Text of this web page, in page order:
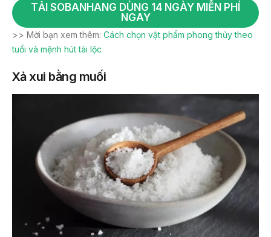
TẢI SOBANHANG DÙNG 14 NGÀY MIỄN PHÍ
NGAY
>> Mời bạn xem thêm: Cách chọn vật phẩm phong thủy theo
tuổi và mệnh hút tài lộc
Xả xui bằng muối